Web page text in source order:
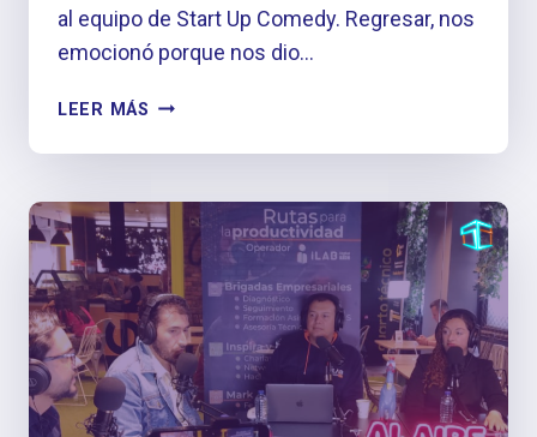
al equipo de Start Up Comedy. Regresar, nos
emocionó porque nos dio…
LEER MÁS #ONFIRE
UN
CONSTRUÍDO
TEJA
A
TEJA